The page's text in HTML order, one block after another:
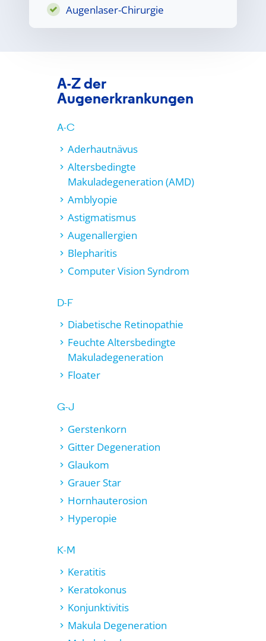
Augenlaser-Chirurgie
A-Z der
Augenerkrankungen
A-C
Aderhautnävus
Altersbedingte
Makuladegeneration (AMD)
Amblyopie
Astigmatismus
Augenallergien
Blepharitis
Computer Vision Syndrom
D-F
Diabetische Retinopathie
Feuchte Altersbedingte
Makuladegeneration
Floater
G-J
Gerstenkorn
Gitter Degeneration
Glaukom
Grauer Star
Hornhauterosion
Hyperopie
K-M
Keratitis
Keratokonus
Konjunktivitis
Makula Degeneration